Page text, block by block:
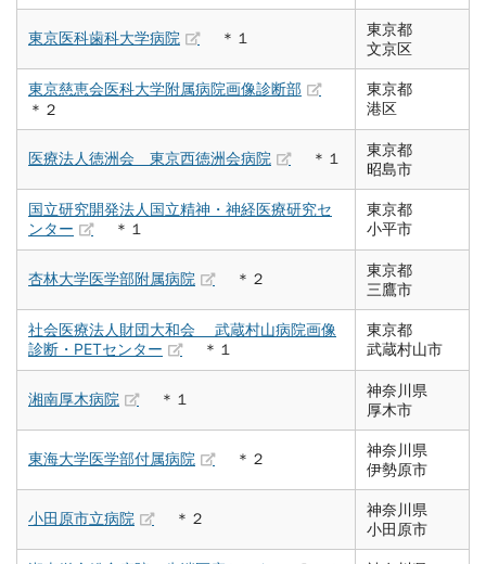
東京医科歯科大学病院 ＊１
東京都
文京区
東京慈恵会医科大学附属病院画像診断部
＊２
東京都
港区
医療法人徳洲会 東京西徳洲会病院 ＊１
東京都
昭島市
国立研究開発法人国立精神・神経医療研究セ
ンター
＊１
東京都
小平市
杏林大学医学部附属病院 ＊２
東京都
三鷹市
社会医療法人財団大和会 武蔵村山病院画像
診断・PETセンター
＊１
東京都
武蔵村山市
湘南厚木病院 ＊１
神奈川県
厚木市
東海大学医学部付属病院 ＊２
神奈川県
伊勢原市
小田原市立病院 ＊２
神奈川県
小田原市